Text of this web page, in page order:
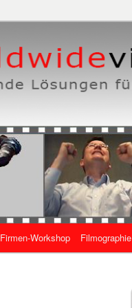
Firmen-Workshop Filmographie